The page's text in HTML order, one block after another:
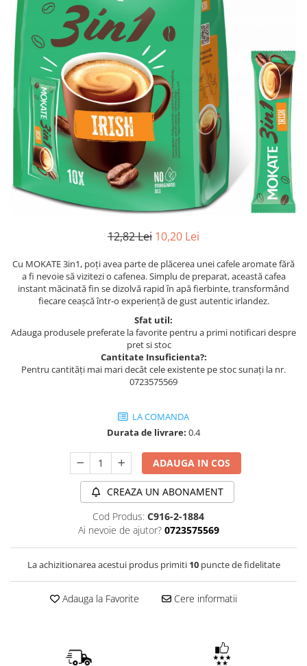
12,82 Lei 10,20 Lei
Cu MOKATE 3in1, poți avea parte de plăcerea unei cafele aromate fără
a fi nevoie să vizitezi o cafenea. Simplu de preparat, această cafea
instant măcinată fin se dizolvă rapid în apă fierbinte, transformând
fiecare ceașcă într-o experiență de gust autentic irlandez.
Sfat util:
Adauga produsele preferate la favorite pentru a primi notificari despre
pret si stoc
Cantitate Insuficienta?:
Pentru cantități mai mari decât cele existente pe stoc sunați la nr.
0723575569
LA COMANDA
Durata de livrare: 0.4
ADAUGA IN COS
CREAZA UN ABONAMENT
Cod Produs: C916-2-1884
Ai nevoie de ajutor? 0723575569
La achizitionarea acestui produs primiti 10puncte de fidelitate
Adauga la Favorite Cere informatii